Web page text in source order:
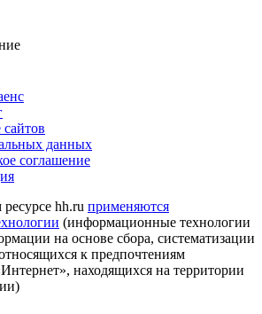
данных
соглашение
hh.ru применяются
(информационные технологии
на основе сбора, систематизации
к предпочтениям
находящихся на территории